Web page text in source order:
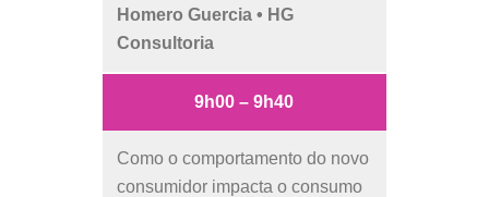
Homero Guercia • HG
Consultoria
9h00 – 9h40
Como o comportamento do novo
consumidor impacta o consumo